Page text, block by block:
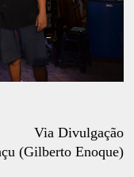
Via Divulgação
(Gilberto Enoque)